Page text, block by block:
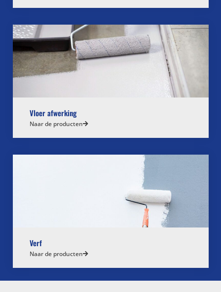
Vloer afwerking
Naar de producten
Verf
Naar de producten